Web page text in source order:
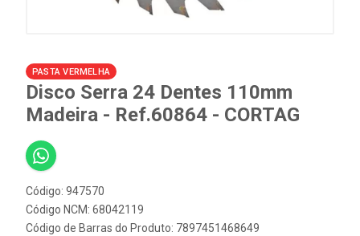
PASTA VERMELHA
Disco Serra 24 Dentes 110mm
Madeira - Ref.60864 - CORTAG
Código: 947570
Código NCM: 68042119
Código de Barras do Produto: 7897451468649